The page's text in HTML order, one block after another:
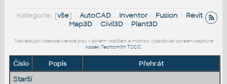
Kategorie: [vše] •AutoCAD•Inventor•Fusion • Revit
• Map3D• Civil3D• Plant3D
Následující videosekvence jsou v plném rozlišení a mohou vyžadovat screen-capture
kodek Techsmith TSCC.
Číslo Popis
Přehrát
Starší